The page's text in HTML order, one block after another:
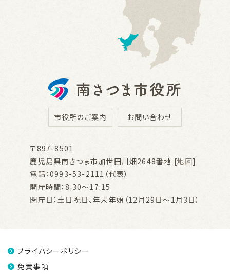
市役所のご案内 お問い合わせ
〒897-8501
鹿児島県南さつま市加世田川畑2648番地 [地図]
電話：0993-53-2111（代表）
開庁時間：8:30～17:15
閉庁日：土日祝日、年末年始（12月29日～1月3日）
プライバシーポリシー
免責事項